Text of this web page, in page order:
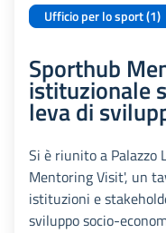
Ufficio per lo sport (1)
Sporthub
istituzionale
leva di
Si è riunito a Palazzo
Mentoring Visit', un
istituzioni e
sviluppo socio-